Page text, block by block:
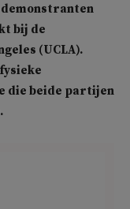
bij de
(UCLA).
die beide partijen